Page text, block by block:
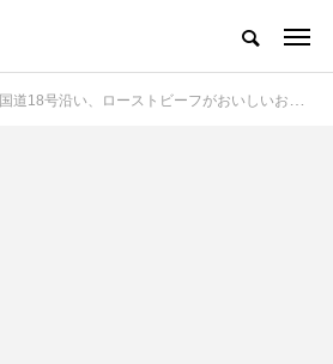
国道18号沿い、ローストビーフがおいしいお店を発見！（kitchen Ann（キッチンアン）／安中市）